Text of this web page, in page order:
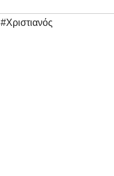
#Χριστιανός